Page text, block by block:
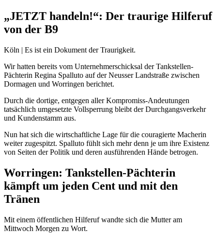
„JETZT handeln!“: Der traurige Hilferuf
von der B9
Köln | Es ist ein Dokument der Traurigkeit.
Wir hatten bereits vom Unternehmerschicksal der Tankstellen-
Pächterin Regina Spalluto auf der Neusser Landstraße zwischen
Dormagen und Worringen berichtet.
Durch die dortige, entgegen aller Kompromiss-Andeutungen
tatsächlich umgesetzte Vollsperrung bleibt der Durchgangsverkehr
und Kundenstamm aus.
Nun hat sich die wirtschaftliche Lage für die couragierte Macherin
weiter zugespitzt. Spalluto fühlt sich mehr denn je um ihre Existenz
von Seiten der Politik und deren ausführenden Hände betrogen.
Worringen: Tankstellen-Pächterin
kämpft um jeden Cent und mit den
Tränen
Mit einem öffentlichen Hilferuf wandte sich die Mutter am
Mittwoch Morgen zu Wort.